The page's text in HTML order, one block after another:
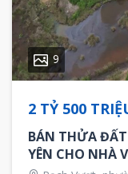
9
2 TỶ 500
BÁN THỬA
YÊN CHO NHÀ